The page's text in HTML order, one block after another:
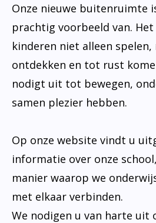
Onze nieuwe buitenruimte
prachtig voorbeeld van.
kinderen niet alleen
ontdekken en tot rust
nodigt uit tot bewegen,
samen plezier hebben.
Op onze website vindt u
informatie over onze
manier waarop we
met elkaar verbinden.
We nodigen u van harte uit